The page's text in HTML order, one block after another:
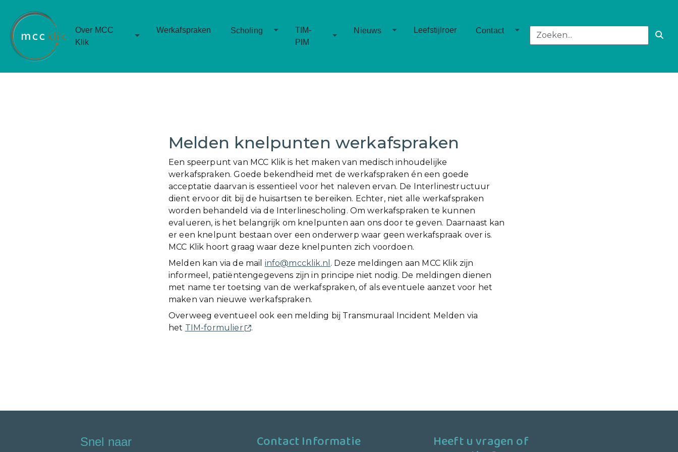
Over MCC
Klik
Toggle Dropdown
Werkafspraken Scholing Toggle Dropdown
TIM-
PIM
Toggle Dropdown
Nieuws Toggle Dropdown
Leefstijlroer Contact Toggle Dropdown
Melden knelpunten werkafspraken
Een speerpunt van MCC Klik is het maken van medisch inhoudelijke
werkafspraken. Goede bekendheid met de werkafspraken én een goede
acceptatie daarvan is essentieel voor het naleven ervan. De Interlinestructuur
dient ervoor dit bij de huisartsen te bereiken. Echter, niet alle werkafspraken
worden behandeld via de Interlinescholing. Om werkafspraken te kunnen
evalueren, is het belangrijk om knelpunten aan ons door te geven. Daarnaast kan
er een knelpunt bestaan over een onderwerp waar geen werkafspraak over is.
MCC Klik hoort graag waar deze knelpunten zich voordoen.
Melden kan via de mail info@mccklik.nl . Deze meldingen aan MCC Klik zijn
informeel, patiëntengegevens zijn in principe niet nodig. De meldingen dienen
met name ter toetsing van de werkafspraken, of als eventuele aanzet voor het
maken van nieuwe werkafspraken.
Overweeg eventueel ook een melding bij Transmuraal Incident Melden via
het TIM-formulier .
Snel naar Contact Informatie Heeft u vragen of